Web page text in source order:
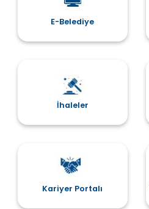
şenlik var
DEVAMINI OKU
E-Belediye
İhaleler
Kariyer Portalı